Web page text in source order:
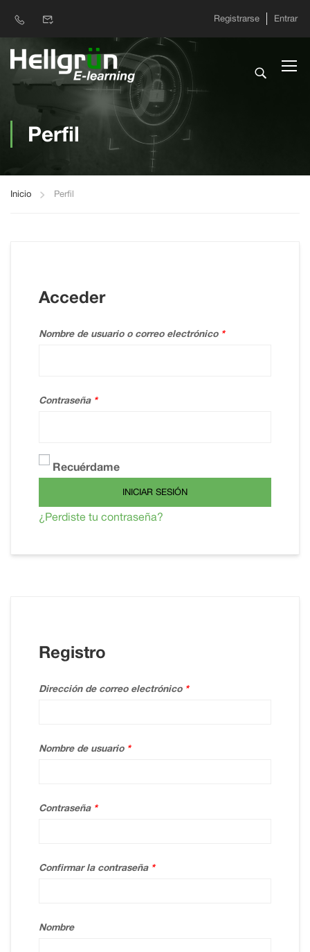
Registrarse Entrar
Perfil
Inicio Perfil
Acceder
Nombre de usuario o correo electrónico *
Contraseña *
Recuérdame
INICIAR SESIÓN
¿Perdiste tu contraseña?
Registro
Dirección de correo electrónico *
Nombre de usuario *
Contraseña *
Confirmar la contraseña *
Nombre